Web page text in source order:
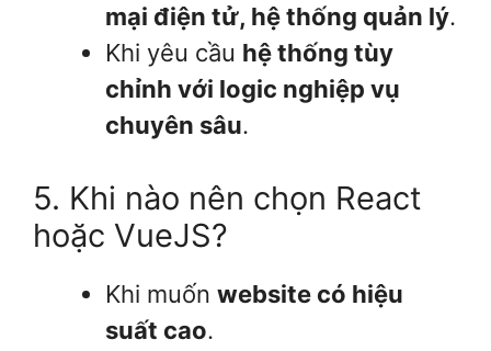
mại điện tử, hệ thống quản lý.
Khi yêu cầu hệ thống tùy
chỉnh với logic nghiệp vụ
chuyên sâu.
5. Khi nào nên chọn React
hoặc VueJS?
Khi muốn website có hiệu
suất cao.